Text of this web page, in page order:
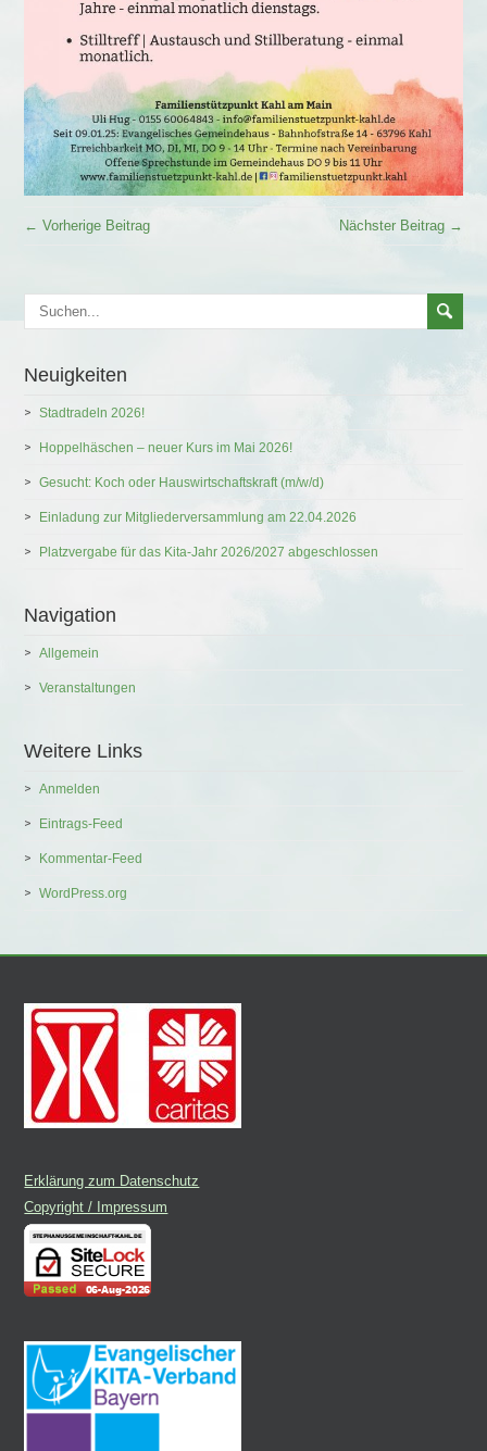
← Vorherige Beitrag Nächster Beitrag →
Neuigkeiten
Stadtradeln 2026!
Hoppelhäschen – neuer Kurs im Mai 2026!
Gesucht: Koch oder Hauswirtschaftskraft (m/w/d)
Einladung zur Mitgliederversammlung am 22.04.2026
Platzvergabe für das Kita-Jahr 2026/2027 abgeschlossen
Navigation
Allgemein
Veranstaltungen
Weitere Links
Anmelden
Eintrags-Feed
Kommentar-Feed
WordPress.org
Erklärung zum Datenschutz
Copyright / Impressum